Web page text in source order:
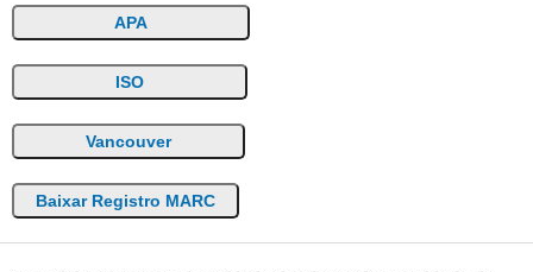
APA
ISO
Vancouver
Baixar Registro MARC